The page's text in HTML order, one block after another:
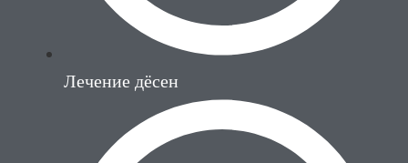
Лечение дёсен